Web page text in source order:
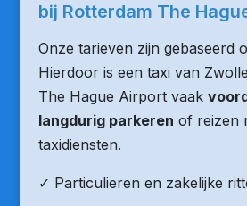
bij Rotterdam The
Onze tarieven zijn gebaseerd
Hierdoor is een taxi van
The Hague Airport vaak
langdurig parkeren of reizen
taxidiensten.
✓ Particulieren en zakelijke